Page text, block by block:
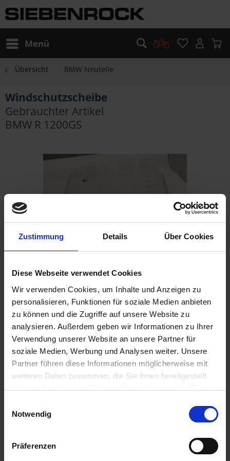
Zustimmung Details Über Cookies
Diese Webseite verwendet Cookies
Wir verwenden Cookies, um Inhalte und Anzeigen zu
personalisieren, Funktionen für soziale Medien anbieten
zu können und die Zugriffe auf unsere Website zu
analysieren. Außerdem geben wir Informationen zu Ihrer
Verwendung unserer Website an unsere Partner für
soziale Medien, Werbung und Analysen weiter. Unsere
Partner führen diese Informationen möglicherweise mit
weiteren Daten zusammen, die Sie ihnen bereitgestellt
haben oder die sie im Rahmen Ihrer Nutzung der Dienste
Cookies, wenn Sie unsere Webseite weiterhin nutzen.
Notwendig
Präferenzen
Menü
Übersicht BMW Neuteile
Windschutzscheibe
Gebrauchter Artikel
BMW R 1200GS
99,00 €
zzgl. Versandkosten
Sofort versandfertig, Lieferzeit ca. 2-4 Werktage innerhalb
Deutschlands
In den Warenkorb
Merken Bewerten
Artikel Nr.: 46637694992.1
Beschreibung
Modell R 1200GS. Dieser Artikel wir nach...